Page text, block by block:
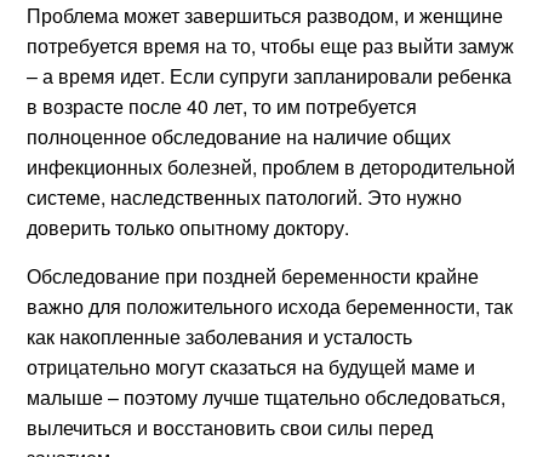
Проблема может завершиться разводом, и женщине
потребуется время на то, чтобы еще раз выйти замуж
– а время идет. Если супруги запланировали ребенка
в возрасте после 40 лет, то им потребуется
полноценное обследование на наличие общих
инфекционных болезней, проблем в детородительной
системе, наследственных патологий. Это нужно
доверить только опытному доктору.
Обследование при поздней беременности крайне
важно для положительного исхода беременности, так
как накопленные заболевания и усталость
отрицательно могут сказаться на будущей маме и
малыше – поэтому лучше тщательно обследоваться,
вылечиться и восстановить свои силы перед